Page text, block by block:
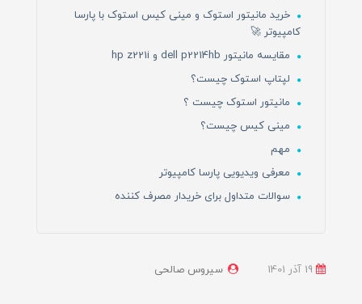
خرید مانیتور استوک و مینی کیس استوک با پارسا
کامپیوتر 🚀
مقایسه مانیتور dell p2214hb و hp z221i
لپتاپ استوک چیست؟
مانیتور استوک چیست ؟
مینی کیس چیست؟
مهم
معرفی ویدیویی پارسا کامپیوتر
سوالات متداول برای خریدار مصرف کننده
سیروس صالحی